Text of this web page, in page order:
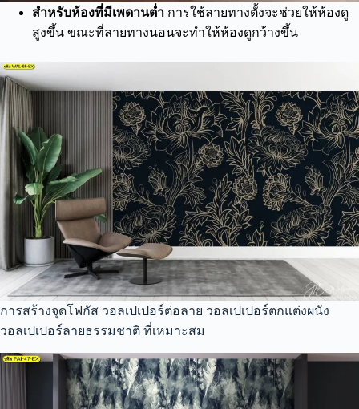
สำหรับห้องที่มีเพดานต่ำ การใช้ลายทางตั้งจะช่วยให้ห้องดู
สูงขึ้น ขณะที่ลายทางนอนจะทำให้ห้องดูกว้างขึ้น
การสร้างจุดโฟกัส วอลเปเปอร์ต่อลาย วอลเปเปอร์ตกแต่งผนัง
วอลเปเปอร์ลายธรรมชาติ ที่เหมาะสม